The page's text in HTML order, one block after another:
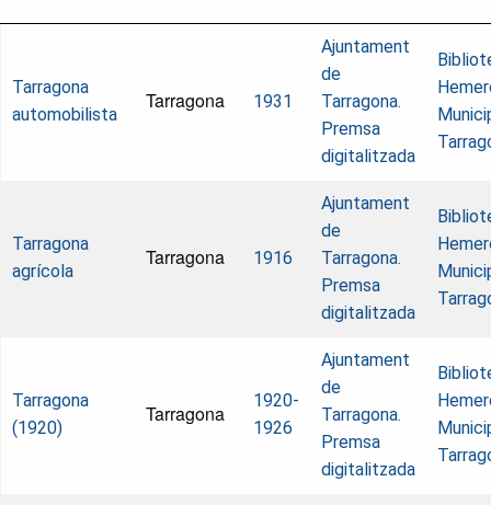
Tarragona
automobilista
Tarragona 1931
Ajuntament
de
Tarragona.
Premsa
digitalitzada
Tarragona
agrícola
Tarragona 1916
Ajuntament
de
Tarragona.
Premsa
digitalitzada
Tarragona
(1920)
Tarragona
1920-
1926
Ajuntament
de
Tarragona.
Premsa
digitalitzada